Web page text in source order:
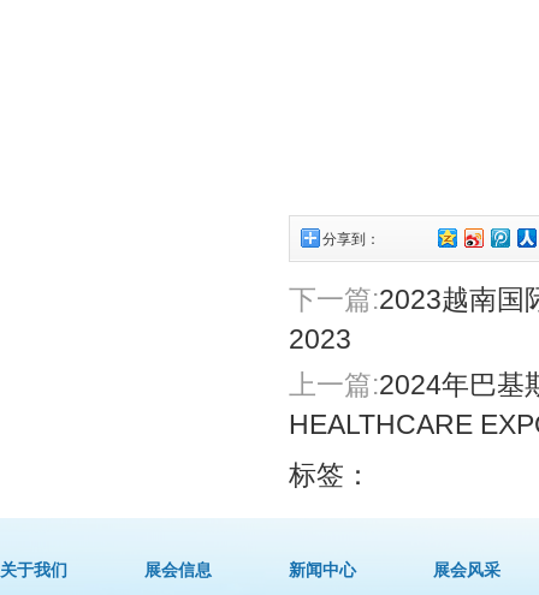
分享到：
下一篇:2023越南国
2023
上一篇:2024年巴基
HEALTHCARE
标签：
关于我们 展会信息 新闻中心 展会风采